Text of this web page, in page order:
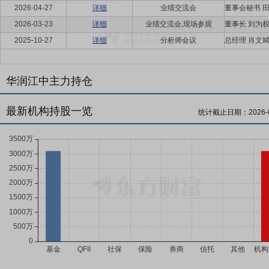
2026-04-27 详细
业绩交流会
2026-03-23
详细
业绩交流会,现场参观
2025-10-27
详细 分析师会议
华润江中主力持仓
最新机构持股一览 统计截止日期：